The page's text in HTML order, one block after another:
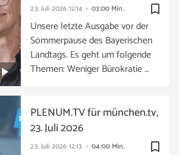
bookmark_border
23. Juli 2026 12:14 03:00 Min.
Unsere letzte Ausgabe vor der
Sommerpause des Bayerischen
Landtags. Es geht um folgende
Themen: Weniger Bürokratie …
bookmark_border
23. Juli 2026 12:13 04:00 Min.
PLENUM.TV für münchen.tv,
23. Juli 2026